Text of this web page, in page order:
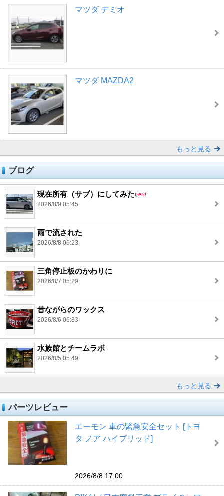
マツダ デミオ
マツダ MAZDA2
もっと見る
ブログ
現在所有（サブ）にしてみた
2026/8/9 05:45
雨で流された
2026/8/8 06:23
三角停止板のかわりに
2026/8/7 05:29
昔ながらのワックス
2026/8/6 06:33
水族館とチームラボ
2026/8/5 05:49
もっと見る
パーツレビュー
エーモン 車の緊急安全セット [トヨ
タ ノア ハイブリッド]
2026/8/8 17:00